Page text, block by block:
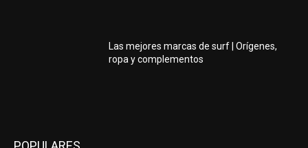
Las mejores marcas de surf | Orígenes,
ropa y complementos